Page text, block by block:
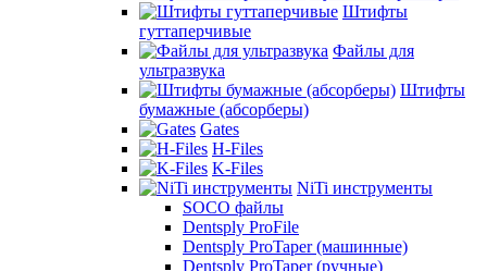
Штифты
гуттаперчивые
Файлы для
ультразвука
Штифты
бумажные (абсорберы)
Gates
H-Files
K-Files
NiTi инструменты
SOCO файлы
Dentsply ProFile
Dentsply ProTaper (машинные)
Dentsply ProTaper (ручные)